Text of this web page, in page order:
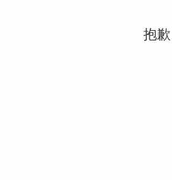
抱